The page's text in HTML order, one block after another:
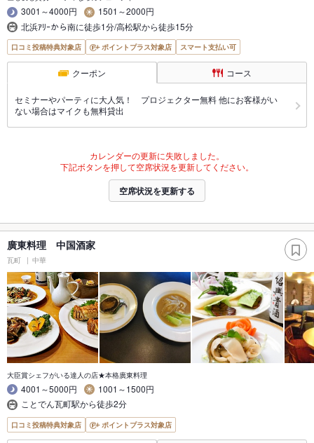
3001～4000円
1501～2000円
北浜ｱﾘｰから南に徒歩1分/高松駅から徒歩15分
口コミ投稿特典対象店 ポイントプラス対象店 スマート支払い可
クーポン コース
セミナーやパーティに大人気！ プロジェクター無料 他にお客様がい
ない場合はマイクも無料貸出
カレンダーの更新に失敗しました。
下記ボタンを押して空席状況を更新してください。
空席状況を更新する
廣東料理 中国酒家
瓦町 中華
大臣賞シェフがいる達人の店★本格廣東料理
4001～5000円
1001～1500円
ことでん瓦町駅から徒歩2分
口コミ投稿特典対象店 ポイントプラス対象店